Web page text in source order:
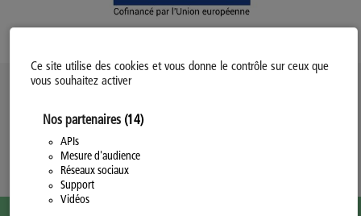
Ce site utilise des cookies et vous donne le contrôle sur ceux que
vous souhaitez activer
Nos partenaires (14)
APIs
Mesure d'audience
Réseaux sociaux
Support
Vidéos
Modifiez votre consentement
Politique Générale de Confidentialité